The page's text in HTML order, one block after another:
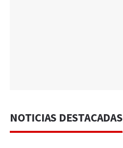
NOTICIAS DESTACADAS